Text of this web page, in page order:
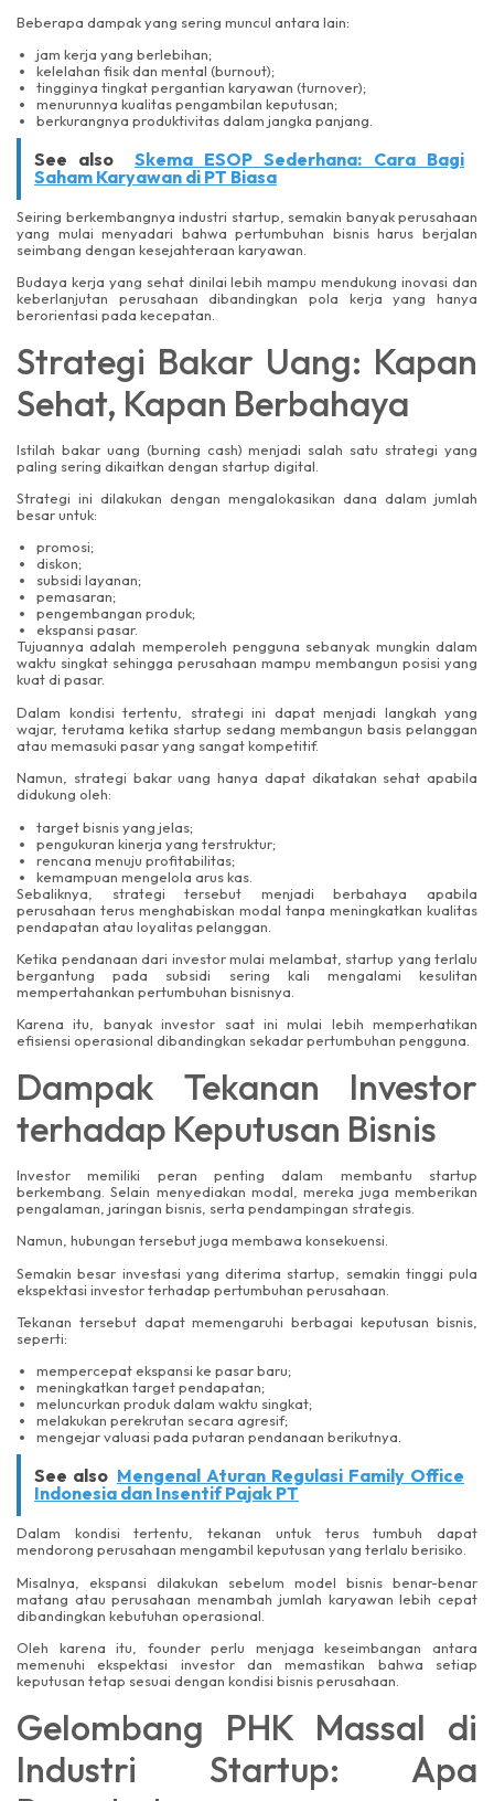
Beberapa dampak yang sering muncul antara lain:
jam kerja yang berlebihan;
kelelahan fisik dan mental (burnout);
tingginya tingkat pergantian karyawan (turnover);
menurunnya kualitas pengambilan keputusan;
berkurangnya produktivitas dalam jangka panjang.
See also
Skema ESOP Sederhana: Cara Bagi
Saham Karyawan di PT Biasa
Seiring berkembangnya industri startup, semakin banyak perusahaan
yang mulai menyadari bahwa pertumbuhan bisnis harus berjalan
seimbang dengan kesejahteraan karyawan.
Budaya kerja yang sehat dinilai lebih mampu mendukung inovasi dan
keberlanjutan perusahaan dibandingkan pola kerja yang hanya
berorientasi pada kecepatan.
Strategi Bakar Uang: Kapan
Sehat, Kapan Berbahaya
Istilah bakar uang (burning cash) menjadi salah satu strategi yang
paling sering dikaitkan dengan startup digital.
Strategi ini dilakukan dengan mengalokasikan dana dalam jumlah
besar untuk:
promosi;
diskon;
subsidi layanan;
pemasaran;
pengembangan produk;
ekspansi pasar.
Tujuannya adalah memperoleh pengguna sebanyak mungkin dalam
waktu singkat sehingga perusahaan mampu membangun posisi yang
kuat di pasar.
Dalam kondisi tertentu, strategi ini dapat menjadi langkah yang
wajar, terutama ketika startup sedang membangun basis pelanggan
atau memasuki pasar yang sangat kompetitif.
Namun, strategi bakar uang hanya dapat dikatakan sehat apabila
didukung oleh:
target bisnis yang jelas;
pengukuran kinerja yang terstruktur;
rencana menuju profitabilitas;
kemampuan mengelola arus kas.
Sebaliknya, strategi tersebut menjadi berbahaya apabila
perusahaan terus menghabiskan modal tanpa meningkatkan kualitas
pendapatan atau loyalitas pelanggan.
Ketika pendanaan dari investor mulai melambat, startup yang terlalu
bergantung pada subsidi sering kali mengalami kesulitan
mempertahankan pertumbuhan bisnisnya.
Karena itu, banyak investor saat ini mulai lebih memperhatikan
efisiensi operasional dibandingkan sekadar pertumbuhan pengguna.
Dampak Tekanan Investor
terhadap Keputusan Bisnis
Investor memiliki peran penting dalam membantu startup
berkembang. Selain menyediakan modal, mereka juga memberikan
pengalaman, jaringan bisnis, serta pendampingan strategis.
Namun, hubungan tersebut juga membawa konsekuensi.
Semakin besar investasi yang diterima startup, semakin tinggi pula
ekspektasi investor terhadap pertumbuhan perusahaan.
Tekanan tersebut dapat memengaruhi berbagai keputusan bisnis,
seperti:
mempercepat ekspansi ke pasar baru;
meningkatkan target pendapatan;
meluncurkan produk dalam waktu singkat;
melakukan perekrutan secara agresif;
mengejar valuasi pada putaran pendanaan berikutnya.
See also Mengenal Aturan Regulasi Family Office
Indonesia dan Insentif Pajak PT
Dalam kondisi tertentu, tekanan untuk terus tumbuh dapat
mendorong perusahaan mengambil keputusan yang terlalu berisiko.
Misalnya, ekspansi dilakukan sebelum model bisnis benar-benar
matang atau perusahaan menambah jumlah karyawan lebih cepat
dibandingkan kebutuhan operasional.
Oleh karena itu, founder perlu menjaga keseimbangan antara
memenuhi ekspektasi investor dan memastikan bahwa setiap
keputusan tetap sesuai dengan kondisi bisnis perusahaan.
Gelombang PHK Massal di
Industri Startup: Apa